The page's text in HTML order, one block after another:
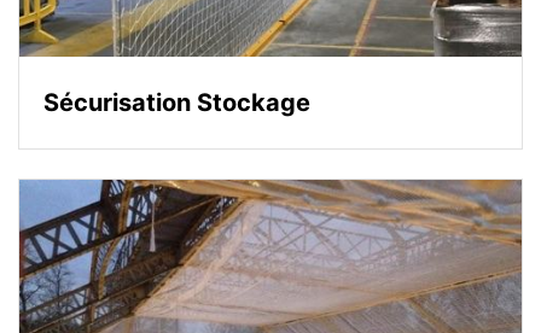
Sécurisation Stockage